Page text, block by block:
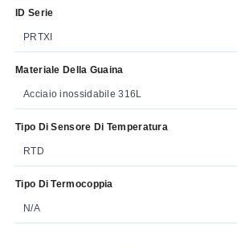
ID Serie
PRTXI
Materiale Della Guaina
Acciaio inossidabile 316L
Tipo Di Sensore Di Temperatura
RTD
Tipo Di Termocoppia
N/A